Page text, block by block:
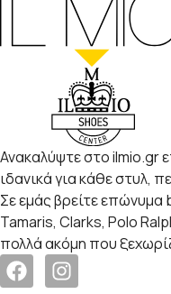
Ανακαλύψτε στο ilmio.gr
ιδανικά για κάθε στυλ,
Σε εμάς βρείτε
Tamaris, Clarks, Polo
πολλά ακόμη που